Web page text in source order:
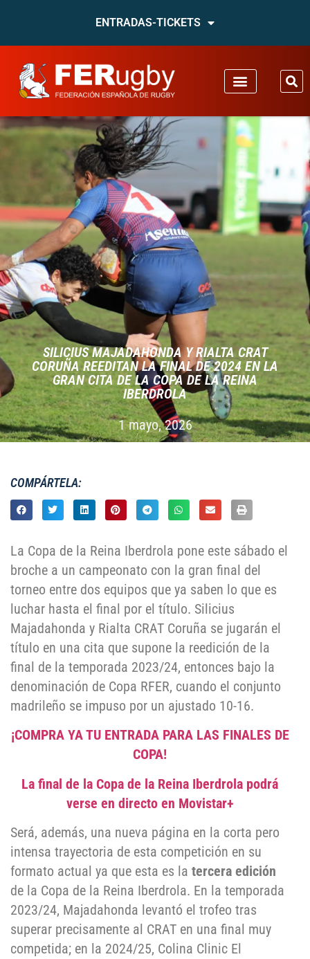
ENTRADAS-TICKETS
SILICIUS MAJADAHONDA Y RIALTA CRAT
CORUÑA REEDITAN LA FINAL DE 2024 EN LA
GRAN CITA DE LA COPA DE LA REINA
IBERDROLA
1 mayo, 2026
COMPÁRTELA:
La Copa de la Reina Iberdrola pone este sábado el
broche a un campeonato con la gran final del
torneo entre dos equipos que ya saben lo que es
luchar hasta el final por el título. Silicius
Majadahonda y Rialta CRAT Coruña se jugarán el
título en una cita que supone la reedición de la
final de la temporada 2023/24, entonces bajo la
denominación de Copa RFER, cuando el conjunto
madrileño se impuso por un ajustado 10-16.
¡COMPRA YA TU ENTRADA PARA LAS FINALES DE
COPA!
La final de la Copa de la Reina Iberdrola podrá
verse en directo en Movistar+
Será, además, una nueva página en la corta pero
intensa trayectoria de esta competición en su
formato actual ya que esta es la tercera edición
de la Copa de la Reina Iberdrola. En la temporada
2023/24, Majadahonda levantó el trofeo tras
superar precisamente al CRAT en una final muy
competida; en la 2024/25, Colina Clinic El